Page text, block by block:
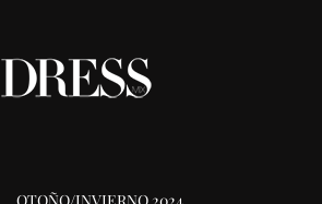
OTOÑO/INVIERNO 2024